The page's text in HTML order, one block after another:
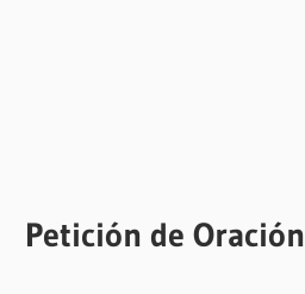
Petición de Oración